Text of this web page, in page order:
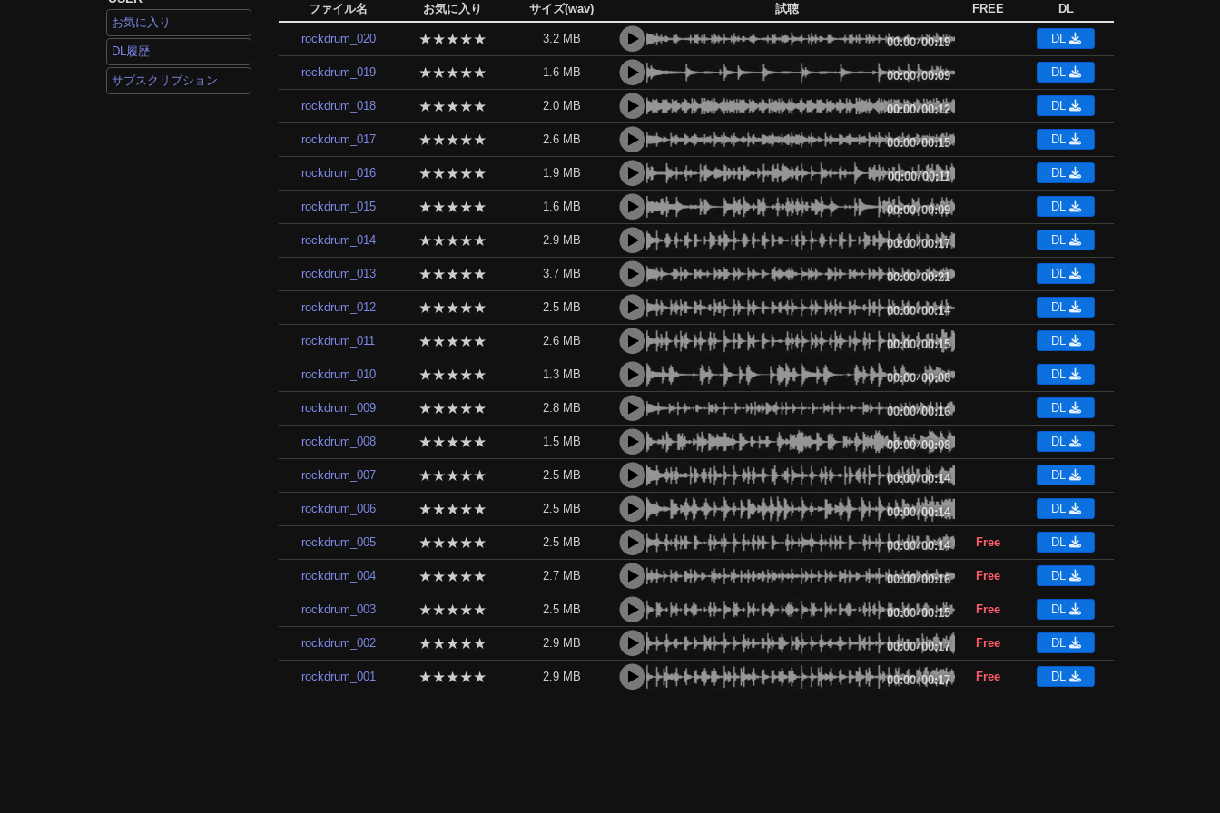
お気に入り
DL履歴
サブスクリプション
ファイル名 お気に入り サイズ(wav) 試聴 FREE DL
rockdrum_020 ★★★★★ 3.2 MB 00:00/00:19 DL
rockdrum_019 ★★★★★ 1.6 MB 00:00/00:09 DL
rockdrum_018 ★★★★★ 2.0 MB 00:00/00:12 DL
rockdrum_017 ★★★★★ 2.6 MB 00:00/00:15 DL
rockdrum_016 ★★★★★ 1.9 MB 00:00/00:11 DL
rockdrum_015 ★★★★★ 1.6 MB 00:00/00:09 DL
rockdrum_014 ★★★★★ 2.9 MB 00:00/00:17 DL
rockdrum_013 ★★★★★ 3.7 MB 00:00/00:21 DL
rockdrum_012 ★★★★★ 2.5 MB 00:00/00:14 DL
rockdrum_011 ★★★★★ 2.6 MB 00:00/00:15 DL
rockdrum_010 ★★★★★ 1.3 MB 00:00/00:08 DL
rockdrum_009 ★★★★★ 2.8 MB 00:00/00:16 DL
rockdrum_008 ★★★★★ 1.5 MB 00:00/00:08 DL
rockdrum_007 ★★★★★ 2.5 MB 00:00/00:14 DL
rockdrum_006 ★★★★★ 2.5 MB 00:00/00:14 DL
rockdrum_005 ★★★★★ 2.5 MB 00:00/00:14 Free DL
rockdrum_004 ★★★★★ 2.7 MB 00:00/00:16 Free DL
rockdrum_003 ★★★★★ 2.5 MB 00:00/00:15 Free DL
rockdrum_002 ★★★★★ 2.9 MB 00:00/00:17 Free DL
rockdrum_001 ★★★★★ 2.9 MB 00:00/00:17 Free DL